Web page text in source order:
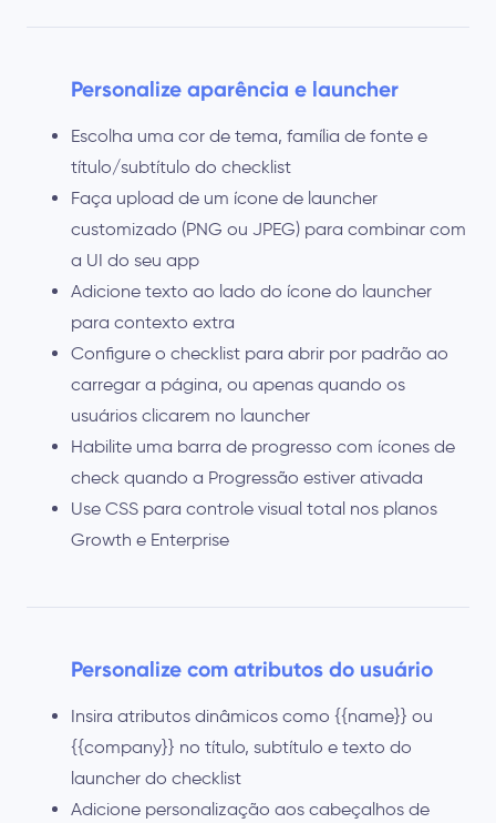
Personalize aparência e launcher
Escolha uma cor de tema, família de fonte e
título/subtítulo do checklist
Faça upload de um ícone de launcher
customizado (PNG ou JPEG) para combinar com
a UI do seu app
Adicione texto ao lado do ícone do launcher
para contexto extra
Configure o checklist para abrir por padrão ao
carregar a página, ou apenas quando os
usuários clicarem no launcher
Habilite uma barra de progresso com ícones de
check quando a Progressão estiver ativada
Use CSS para controle visual total nos planos
Growth e Enterprise
Personalize com atributos do usuário
Insira atributos dinâmicos como {{name}} ou
{{company}} no título, subtítulo e texto do
launcher do checklist
Adicione personalização aos cabeçalhos de